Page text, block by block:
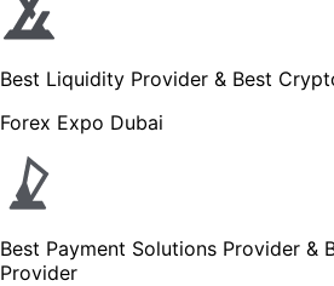
Best Liquidity Provider & Best
Forex Expo Dubai
Best Payment Solutions Provider &
Provider